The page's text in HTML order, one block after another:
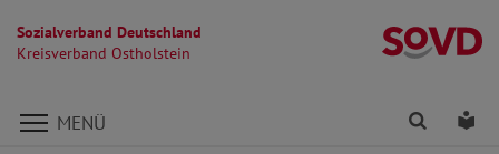
Sozialverband Deutschland
Kreisverband Ostholstein
Direkt zu den Inhalten springen
MENÜ Finden